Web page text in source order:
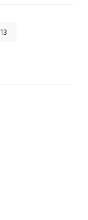
13